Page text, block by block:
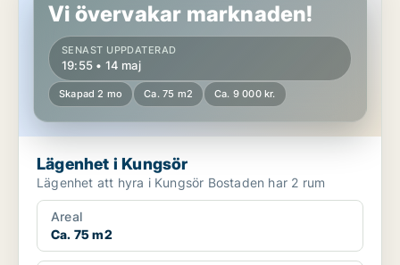
Vi övervakar marknaden!
SENAST UPPDATERAD
19:55 • 14 maj
Skapad 2 mo Ca. 75 m2 Ca. 9 000 kr.
Lägenhet i Kungsör
Lägenhet att hyra i Kungsör Bostaden har 2 rum
Areal
Ca. 75 m2